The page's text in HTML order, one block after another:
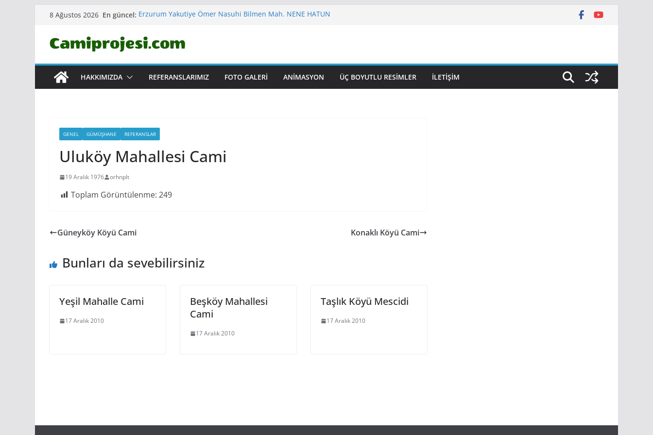
content
8 Ağustos 2026 En güncel: Erzurum Yakutiye Ömer Nasuhi Bilmen Mah. NENE HATUN
Aydın Kuşadası MERKEZ CAMİ VE KÜLLİYESİ
Kırklareli Vize Merkez HAZRETİ ÖMER CAMİ
HAKKIMIZDA
REFERANSLARIMIZ FOTO GALERI ANIMASYON ÜÇ BOYUTLU RESIMLER İLETIŞIM
GENEL GÜMÜŞHANE REFERANSLAR
Uluköy Mahallesi Cami
19 Aralık 1976 orhnplt
Toplam Görüntülenme: 249
Güneyköy Köyü Cami Konaklı Köyü Cami
Bunları da sevebilirsiniz
Yeşil Mahalle Cami
17 Aralık 2010
Beşköy Mahallesi
Cami
17 Aralık 2010
Taşlık Köyü Mescidi
17 Aralık 2010